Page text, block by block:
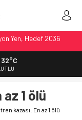
Yen, Hedef 2036
Artıyor: Hitachi Rail
Uzatmasında Kazı
Artışı Getiren
32°C
az 1 ölü
tren kazası: En az 1 ölü